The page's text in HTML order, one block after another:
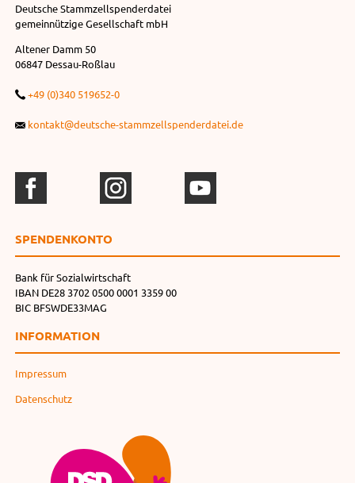
Deutsche Stammzellspenderdatei
gemeinnützige Gesellschaft mbH
Altener Damm 50
06847 Dessau-Roßlau
+49 (0)340 519652-0
kontakt@deutsche-stammzellspenderdatei.de
SPENDEN­KONTO
Bank für Sozialwirtschaft
IBAN DE28 3702 0500 0001 3359 00
BIC BFSWDE33MAG
INFORMATION
Impressum
Datenschutz